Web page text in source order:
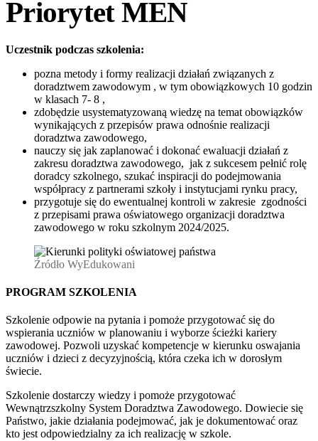
Priorytet MEN
Uczestnik podczas szkolenia:
pozna metody i formy realizacji działań związanych z
doradztwem zawodowym , w tym obowiązkowych 10 godzin
w klasach 7- 8 ,
zdobędzie usystematyzowaną wiedzę na temat obowiązków
wynikających z przepisów prawa odnośnie realizacji
doradztwa zawodowego,
nauczy się jak zaplanować i dokonać ewaluacji działań z
zakresu doradztwa zawodowego, jak z sukcesem pełnić rolę
doradcy szkolnego, szukać inspiracji do podejmowania
współpracy z partnerami szkoły i instytucjami rynku pracy,
przygotuje się do ewentualnej kontroli w zakresie zgodności
z przepisami prawa oświatowego organizacji doradztwa
zawodowego w roku szkolnym 2024/2025.
Źródło WyEdukowani
PROGRAM SZKOLENIA
Szkolenie odpowie na pytania i pomoże przygotować się do
wspierania uczniów w planowaniu i wyborze ścieżki kariery
zawodowej. Pozwoli uzyskać kompetencje w kierunku oswajania
uczniów i dzieci z decyzyjnością, która czeka ich w dorosłym
świecie.
Szkolenie dostarczy wiedzy i pomoże przygotować
Wewnątrzszkolny System Doradztwa Zawodowego. Dowiecie się
Państwo, jakie działania podejmować, jak je dokumentować oraz
kto jest odpowiedzialny za ich realizację w szkole.